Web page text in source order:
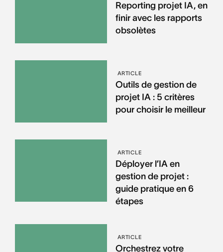
Reporting projet IA, en
finir avec les rapports
obsolètes
ARTICLE
Outils de gestion de
projet IA : 5 critères
pour choisir le meilleur
ARTICLE
Déployer l’IA en
gestion de projet :
guide pratique en 6
étapes
ARTICLE
Orchestrez votre